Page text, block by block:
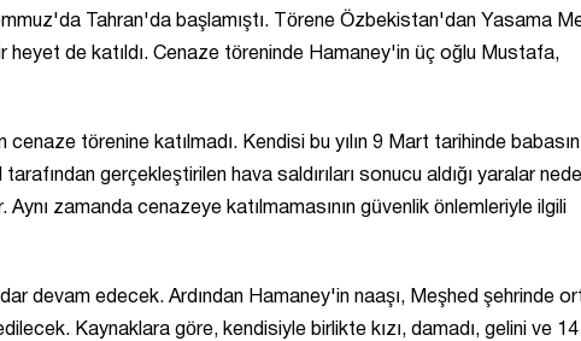
Tahran'da başlamıştı. Törene Özbekistan'dan Yasama
heyet de katıldı. Cenaze töreninde Hamaney'in üç oğlu Mustafa,
törenine katılmadı. Kendisi bu yılın 9 Mart tarihinde
gerçekleştirilen hava saldırıları sonucu aldığı yaralar
zamanda cenazeye katılmamasının güvenlik önlemleriyle ilgili
devam edecek. Ardından Hamaney'in naaşı, Meşhed şehrinde
Kaynaklara göre, kendisiyle birlikte kızı, damadı, gelini ve 14